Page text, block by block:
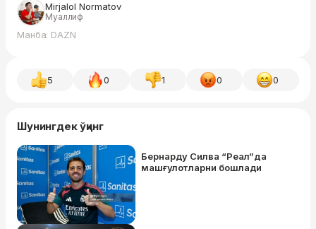
Mirjalol Normatov
Муаллиф
Манба: DAZN
5 0 1 0 0
Шунингдек ўқинг
Бернарду Силва “Реал”да
машғулотларни бошлади